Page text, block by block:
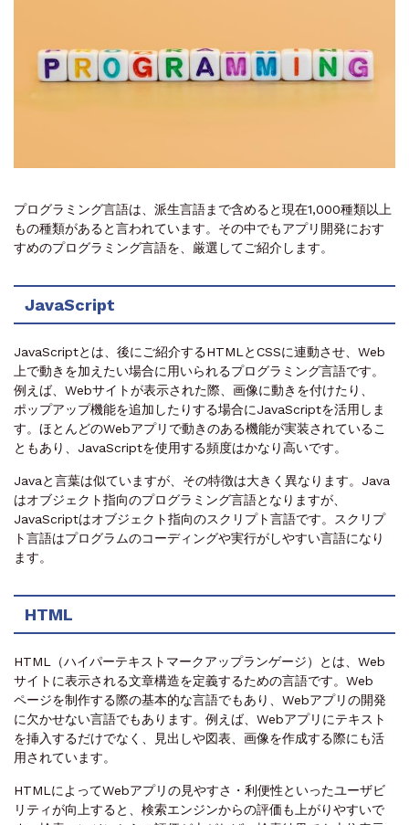
プログラミング言語は、派生言語まで含めると現在1,000種類以上
もの種類があると言われています。その中でもアプリ開発におす
すめのプログラミング言語を、厳選してご紹介します。
JavaScript
JavaScriptとは、後にご紹介するHTMLとCSSに連動させ、Web
上で動きを加えたい場合に用いられるプログラミング言語です。
例えば、Webサイトが表示された際、画像に動きを付けたり、
ポップアップ機能を追加したりする場合にJavaScriptを活用しま
す。ほとんどのWebアプリで動きのある機能が実装されているこ
ともあり、JavaScriptを使用する頻度はかなり高いです。
Javaと言葉は似ていますが、その特徴は大きく異なります。Java
はオブジェクト指向のプログラミング言語となりますが、
JavaScriptはオブジェクト指向のスクリプト言語です。スクリプ
ト言語はプログラムのコーディングや実行がしやすい言語になり
ます。
HTML
HTML（ハイパーテキストマークアップランゲージ）とは、Web
サイトに表示される文章構造を定義するための言語です。Web
ページを制作する際の基本的な言語でもあり、Webアプリの開発
に欠かせない言語でもあります。例えば、Webアプリにテキスト
を挿入するだけでなく、見出しや図表、画像を作成する際にも活
用されています。
HTMLによってWebアプリの見やすさ・利便性といったユーザビ
リティが向上すると、検索エンジンからの評価も上がりやすいで